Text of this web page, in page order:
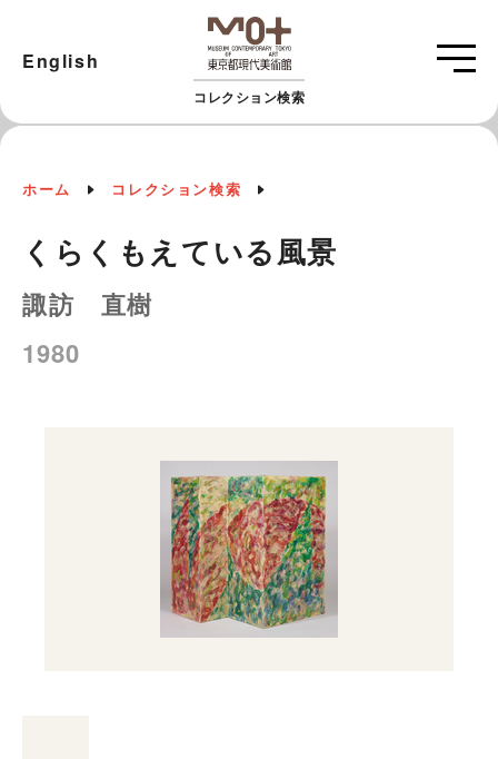
コレクション検索
English
ホーム コレクション検索
くらくもえている風景
諏訪 直樹
1980